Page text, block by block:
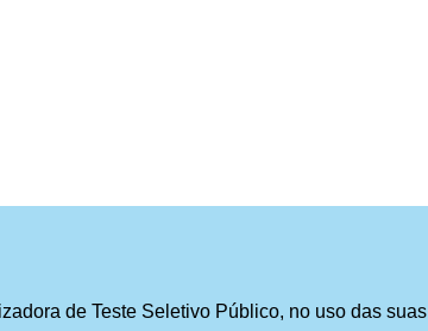
de Teste Seletivo Público, no uso das suas